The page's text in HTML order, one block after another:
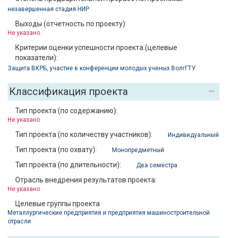
незавершенная стадия НИР
Выходы (отчетность по проекту):
Не указано
Критерии оценки успешности проекта (целевые
показатели):
Защита ВКРБ, участие в конференции молодых ученых ВолгГТУ
Классификация проекта
Тип проекта (по содержанию):
Не указано
Тип проекта (по количеству участников): Индивидуальный
Тип проекта (по охвату): Монопредметный
Тип проекта (по длительности): Два семестра
Отрасль внедрения результатов проекта:
Не указано
Целевые группы проекта
Металлургические предприятия и предприятия машиностроительной
отрасли